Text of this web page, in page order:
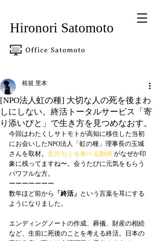
Hironori Satomoto
本 裕規
[NPO法人虹の種] 大切な人の死を後まわ
しにしない。終活トータルサービス「寄
り添いびと」で生き方を見つめなおす。
裕規 里本
今回はわたくしサトモトが高知に移住した当初
にお会いしたNPO法人「虹の種」理事長の玉城
さんを取材。 生のセミを食べる動画 がなぜか印
象に残ってますね〜。会うたびに元気をもらう
パワフルな方。
ーーーーーーー
数年ほど前から 「終活」 という言葉を耳にする
ようになりました。
エンディングノートの作成、葬儀、財産の相続
など、生前に死後のことを考える終活。日本の